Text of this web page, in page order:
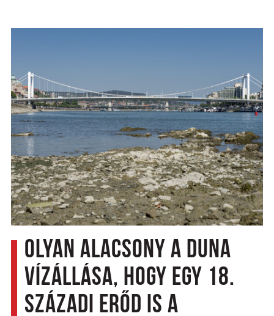
Olyan alacsony a Duna
vízállása, hogy egy 18.
századi erőd is a